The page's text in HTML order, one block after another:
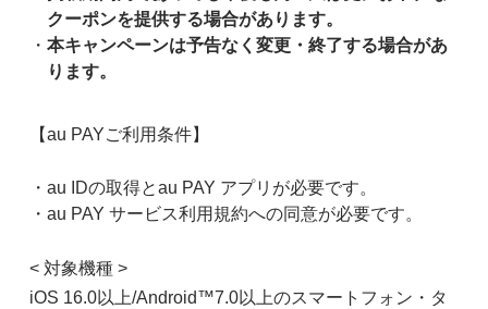
クーポンを提供する場合があります。
本キャンペーンは予告なく変更・終了する場合があ
ります。
【au PAYご利用条件】
au IDの取得とau PAY アプリが必要です。
au PAY サービス利用規約への同意が必要です。
< 対象機種 >
iOS 16.0以上/Android™7.0以上のスマートフォン・タ